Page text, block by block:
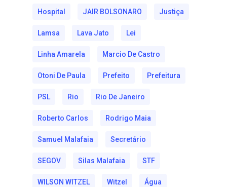
Hospital JAIR BOLSONARO Justiça
Lamsa Lava Jato Lei
Linha Amarela Marcio De Castro
Otoni De Paula Prefeito Prefeitura
PSL Rio Rio De Janeiro
Roberto Carlos Rodrigo Maia
Samuel Malafaia Secretário
SEGOV Silas Malafaia STF
WILSON WITZEL Witzel Água